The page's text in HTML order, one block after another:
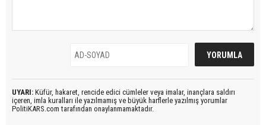
UYARI: Küfür, hakaret, rencide edici cümleler veya imalar, inançlara saldırı
içeren, imla kuralları ile yazılmamış ve büyük harflerle yazılmış yorumlar
PolitiKARS.com tarafından onaylanmamaktadır.